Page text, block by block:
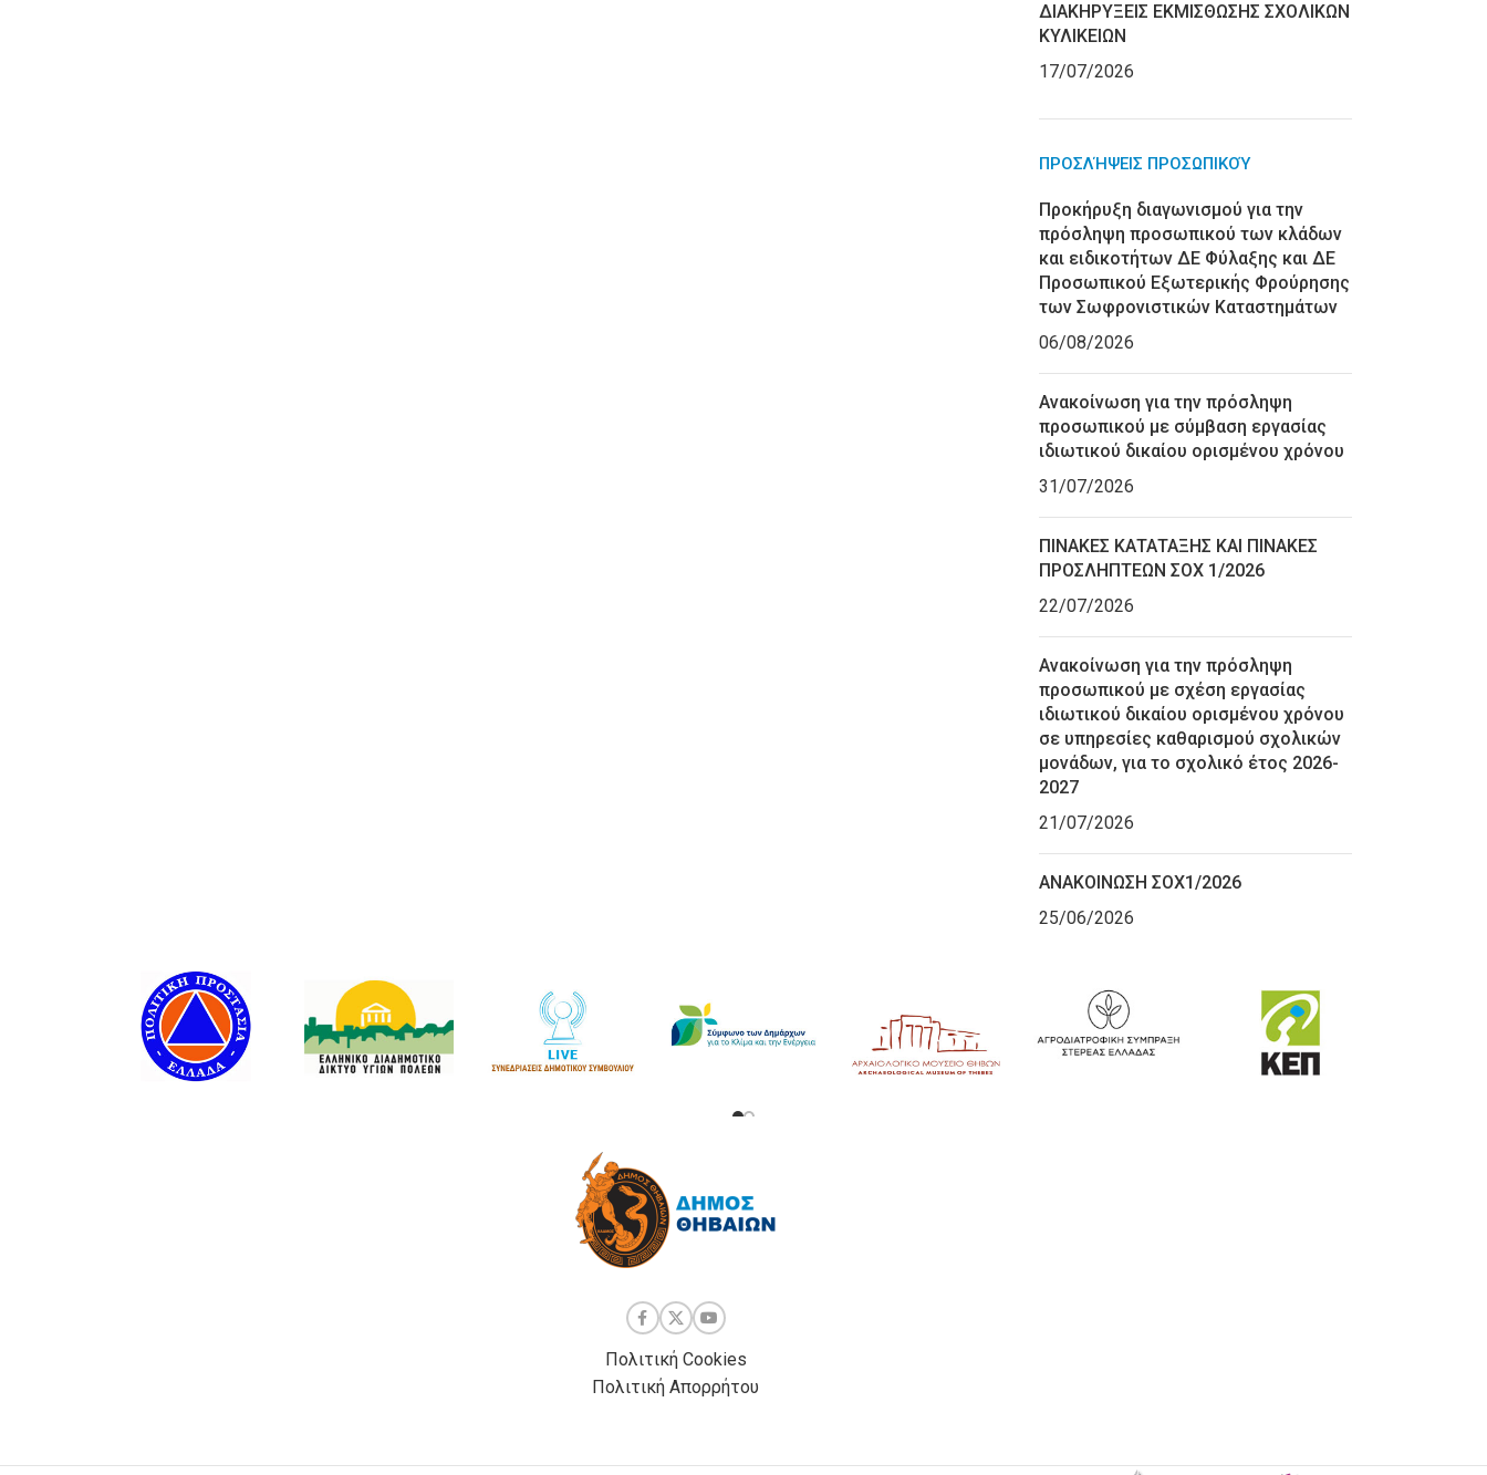
ΔΙΑΚΗΡΥΞΕΙΣ ΕΚΜΙΣΘΩΣΗΣ ΣΧΟΛΙΚΩΝ
ΚΥΛΙΚΕΙΩΝ
17/07/2026
ΠΡΟΣΛΉΨΕΙΣ ΠΡΟΣΩΠΙΚΟΎ
Προκήρυξη διαγωνισμού για την
πρόσληψη προσωπικού των κλάδων
και ειδικοτήτων ΔΕ Φύλαξης και ΔΕ
Προσωπικού Εξωτερικής Φρούρησης
των Σωφρονιστικών Καταστημάτων
06/08/2026
Ανακοίνωση για την πρόσληψη
προσωπικού με σύμβαση εργασίας
ιδιωτικού δικαίου ορισμένου χρόνου
31/07/2026
ΠΙΝΑΚΕΣ ΚΑΤΑΤΑΞΗΣ ΚΑΙ ΠΙΝΑΚΕΣ
ΠΡΟΣΛΗΠΤΕΩΝ ΣΟΧ 1/2026
22/07/2026
Ανακοίνωση για την πρόσληψη
προσωπικού με σχέση εργασίας
ιδιωτικού δικαίου ορισμένου χρόνου
σε υπηρεσίες καθαρισμού σχολικών
μονάδων, για το σχολικό έτος 2026-
2027
21/07/2026
ΑΝΑΚΟΙΝΩΣΗ ΣΟΧ1/2026
25/06/2026
Πολιτική Cookies
Πολιτική Απορρήτου